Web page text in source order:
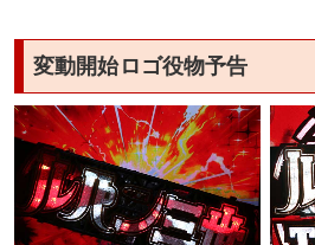
変動開始ロゴ役物予告